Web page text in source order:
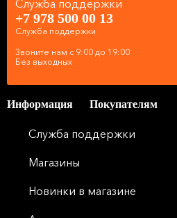
Служба поддержки
+7 978 500 00 13
Служба поддержки
Звоните нам с 9:00 до 19:00
Без выходных
Информация Покупателям
Служба поддержки
Магазины
Новинки в магазине